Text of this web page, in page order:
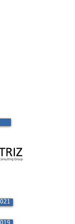
ITC 2023 -